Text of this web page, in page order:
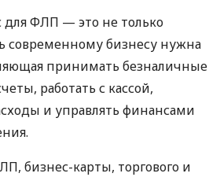
для ФЛП — это не только
современному бизнесу нужна
принимать безналичные
работать с кассой,
и управлять финансами
бизнес-карты, торгового и